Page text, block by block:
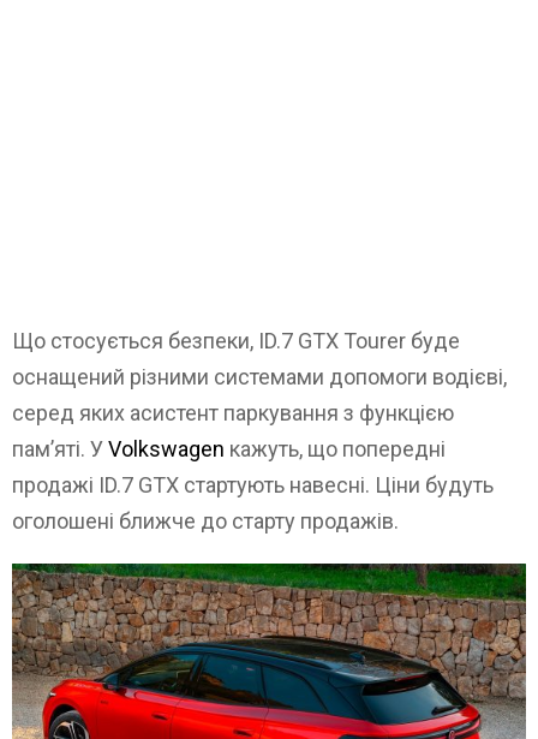
Що стосується безпеки, ID.7 GTX Tourer буде
оснащений різними системами допомоги водієві,
серед яких асистент паркування з функцією
пам’яті. УVolkswagen кажуть, що попередні
продажі ID.7 GTX стартують навесні. Ціни будуть
оголошені ближче до старту продажів.